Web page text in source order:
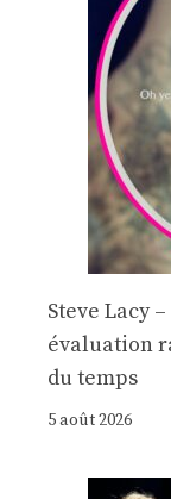
Steve Lacy
évaluation
du temps
5 août 2026